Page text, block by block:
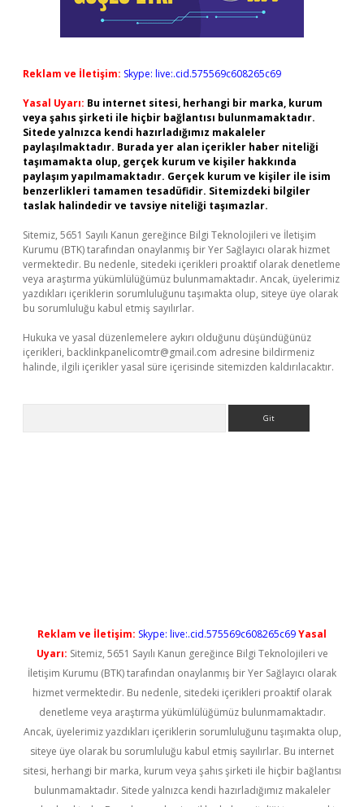
Reklam ve İletişim: Skype: live:.cid.575569c608265c69
Yasal Uyarı: Bu internet sitesi, herhangi bir marka, kurum
veya şahıs şirketi ile hiçbir bağlantısı bulunmamaktadır.
Sitede yalnızca kendi hazırladığımız makaleler
paylaşılmaktadır. Burada yer alan içerikler haber niteliği
taşımamakta olup, gerçek kurum ve kişiler hakkında
paylaşım yapılmamaktadır. Gerçek kurum ve kişiler ile isim
benzerlikleri tamamen tesadüfidir. Sitemizdeki bilgiler
taslak halindedir ve tavsiye niteliği taşımazlar.
Sitemiz, 5651 Sayılı Kanun gereğince Bilgi Teknolojileri ve İletişim
Kurumu (BTK) tarafından onaylanmış bir Yer Sağlayıcı olarak hizmet
vermektedir. Bu nedenle, sitedeki içerikleri proaktif olarak denetleme
veya araştırma yükümlülüğümüz bulunmamaktadır. Ancak, üyelerimiz
yazdıkları içeriklerin sorumluluğunu taşımakta olup, siteye üye olarak
bu sorumluluğu kabul etmiş sayılırlar.
Hukuka ve yasal düzenlemelere aykırı olduğunu düşündüğünüz
içerikleri, backlinkpanelicomtr@gmail.com adresine bildirmeniz
halinde, ilgili içerikler yasal süre içerisinde sitemizden kaldırılacaktır.
Reklam ve İletişim: Skype: live:.cid.575569c608265c69Yasal
Uyarı: Sitemiz, 5651 Sayılı Kanun gereğince Bilgi Teknolojileri ve
İletişim Kurumu (BTK) tarafından onaylanmış bir Yer Sağlayıcı olarak
hizmet vermektedir. Bu nedenle, sitedeki içerikleri proaktif olarak
denetleme veya araştırma yükümlülüğümüz bulunmamaktadır.
Ancak, üyelerimiz yazdıkları içeriklerin sorumluluğunu taşımakta olup,
siteye üye olarak bu sorumluluğu kabul etmiş sayılırlar. Bu internet
sitesi, herhangi bir marka, kurum veya şahıs şirketi ile hiçbir bağlantısı
bulunmamaktadır. Sitede yalnızca kendi hazırladığımız makaleler